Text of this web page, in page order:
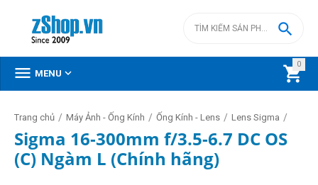
0


 MENU 
Trang chủ / Máy Ảnh - Ống Kính / Ống Kính - Lens / Lens Sigma /
Sigma 16-300mm f/3.5-6.7 DC OS
(C) Ngàm L (Chính hãng)